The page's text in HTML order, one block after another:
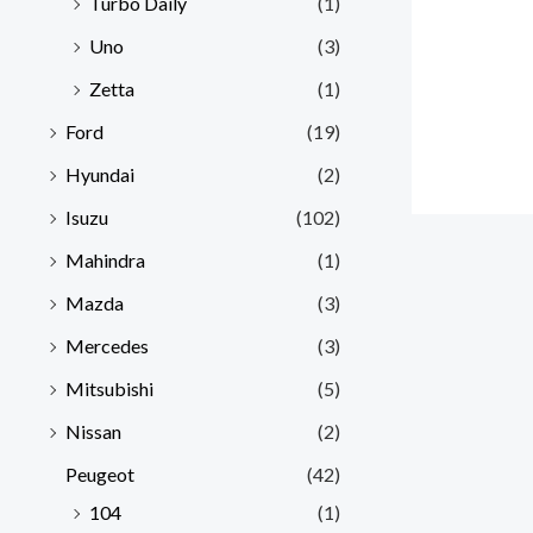
Uno
(3)
Zetta
(1)
Ford
(19)
Hyundai
(2)
Isuzu
(102)
Mahindra
(1)
Mazda
(3)
Mercedes
(3)
Mitsubishi
(5)
Nissan
(2)
Peugeot
(42)
104
(1)